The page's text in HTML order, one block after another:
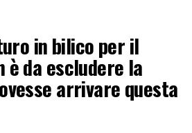
in bilico per il
è da escludere la
arrivare questa